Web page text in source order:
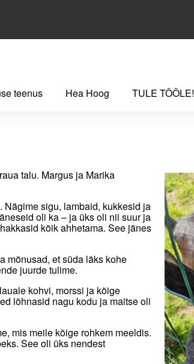
teenus Hea Hoog TULE TÖÖLE!
talu. Margus ja Marika
sigu, lambaid, kukkesid ja
oli ka – ja üks oli nii suur ja
kõik ahhetama. See jänes
mõnusad, et süda läks kohe
juurde tulime.
kohvi, morssi ja kõige
lõhnasid nagu kodu ja maitse oli
mis meile kõige rohkem meeldis.
See oli üks nendest